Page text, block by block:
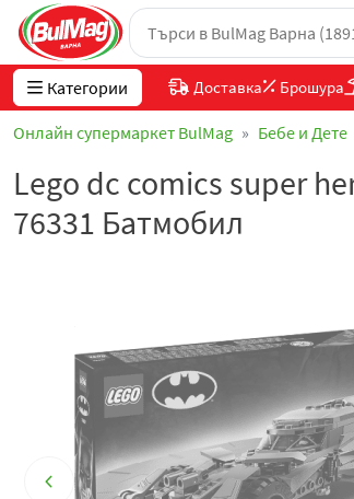
Категории Доставка Брошура
Онлайн супермаркет BulMag Бебе и Дете
Lego dc comics super
76331 Батмобил